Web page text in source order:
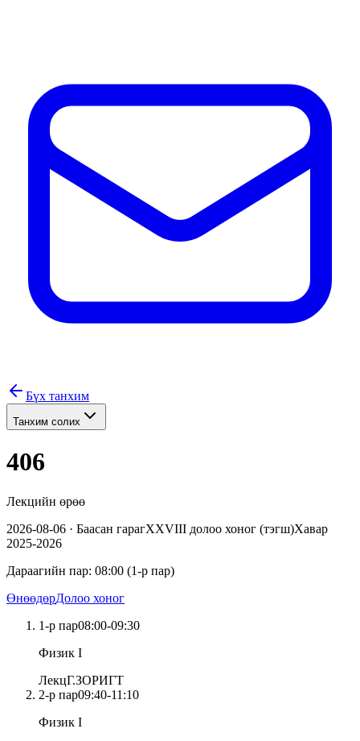
Бүх танхим
Танхим солих
406
Лекцийн өрөө
2026-08-06 · Баасан гарагXXVIII долоо хоног (тэгш)Хавар
2025-2026
Дараагийн пар: 08:00 (1-р пар)
ӨнөөдөрДолоо хоног
1-р пар08:00-09:30
Физик I
ЛекцГ.ЗОРИГТ
2-р пар09:40-11:10
Физик I